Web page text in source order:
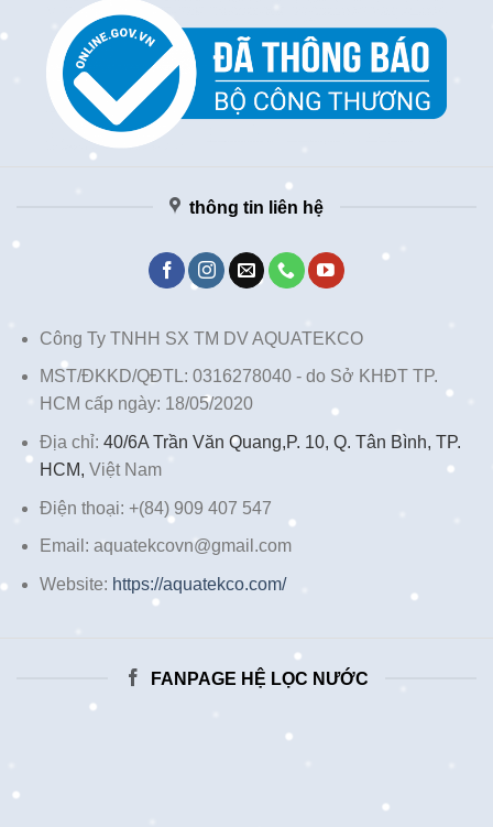
thông tin liên hệ
Công Ty TNHH SX TM DV AQUATEKCO
MST/ĐKKD/QĐTL: 0316278040 - do Sở KHĐT TP.
HCM cấp ngày: 18/05/2020
Địa chỉ: 40/6A Trần Văn Quang,P. 10, Q. Tân Bình, TP.
HCM, Việt Nam
Điện thoại: +(84) 909 407 547
Email: aquatekcovn@gmail.com
Website: https://aquatekco.com/
FANPAGE HỆ LỌC NƯỚC